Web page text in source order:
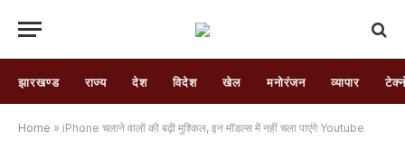
झारखण्ड राज्य देश विदेश खेल मनोरंजन व्यापार
Home » iPhone चलाने वालों की बढ़ी मुश्किल, इन मॉडल्स में नहीं चला पाएंगे Youtube